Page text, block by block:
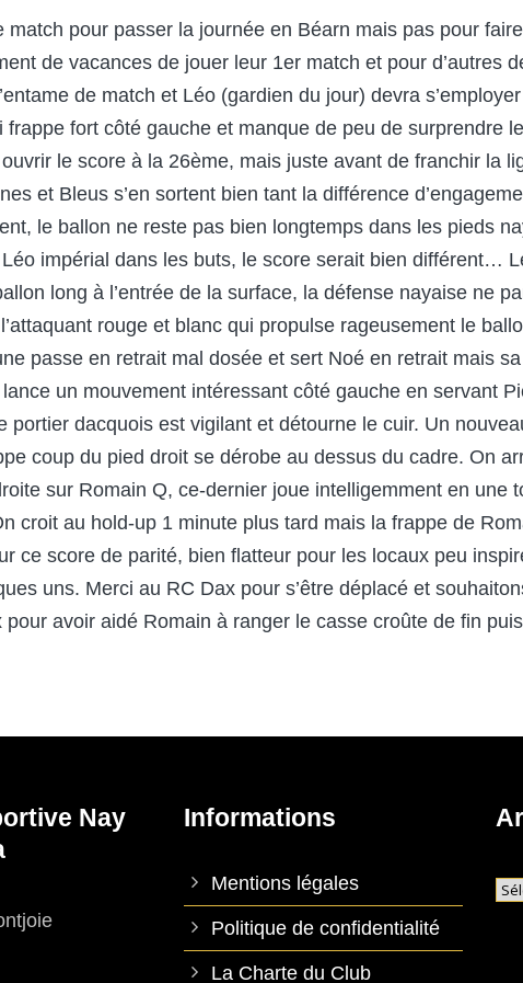
pour passer la journée en Béarn mais pas pour
de vacances de jouer leur 1er match et pour d’autres
de match et Léo (gardien du jour) devra
fort côté gauche et manque de peu de surprendre
le score à la 26ème, mais juste avant de franchir la
et Bleus s’en sortent bien tant la différence
le ballon ne reste pas bien longtemps dans les pieds
impérial dans les buts, le score serait bien différent…
long à l’entrée de la surface, la défense nayaise ne
rouge et blanc qui propulse rageusement le
passe en retrait mal dosée et sert Noé en retrait mais
un mouvement intéressant côté gauche en servant
dacquois est vigilant et détourne le cuir. Un
coup du pied droit se dérobe au dessus du cadre. On
sur Romain Q, ce-dernier joue intelligemment en une
croit au hold-up 1 minute plus tard mais la frappe de
ce score de parité, bien flatteur pour les locaux peu
uns. Merci au RC Dax pour s’être déplacé et
pour avoir aidé Romain à ranger le casse croûte de fin
Nay
Informations
Mentions légales
Politique de confidentialité
La Charte du Club